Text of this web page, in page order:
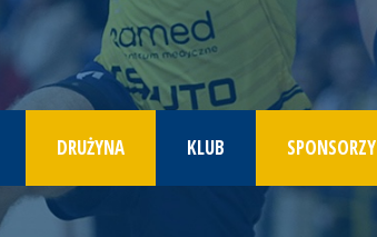
DRUŻYNA KLUB SPONSORZY